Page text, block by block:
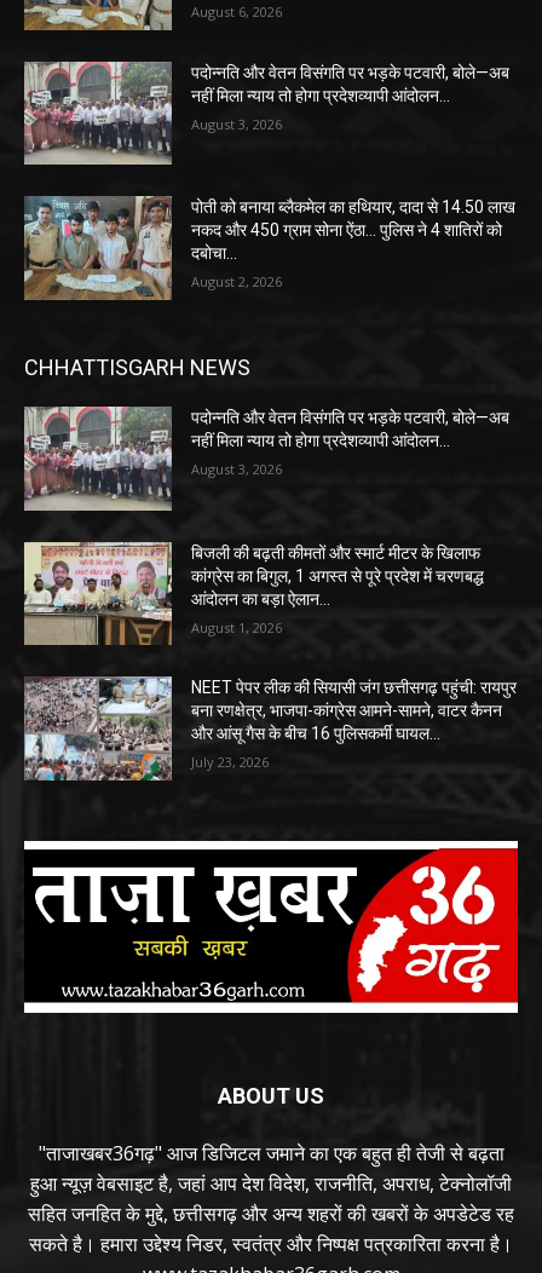
August 6, 2026
पदोन्नति और वेतन विसंगति पर भड़के पटवारी, बोले—अब
नहीं मिला न्याय तो होगा प्रदेशव्यापी आंदोलन…
August 3, 2026
पोती को बनाया ब्लैकमेल का हथियार, दादा से 14.50 लाख
नकद और 450 ग्राम सोना ऐंठा… पुलिस ने 4 शातिरों को
दबोचा…
August 2, 2026
CHHATTISGARH NEWS
पदोन्नति और वेतन विसंगति पर भड़के पटवारी, बोले—अब
नहीं मिला न्याय तो होगा प्रदेशव्यापी आंदोलन…
August 3, 2026
बिजली की बढ़ती कीमतों और स्मार्ट मीटर के खिलाफ
कांग्रेस का बिगुल, 1 अगस्त से पूरे प्रदेश में चरणबद्ध
आंदोलन का बड़ा ऐलान…
August 1, 2026
NEET पेपर लीक की सियासी जंग छत्तीसगढ़ पहुंची: रायपुर
बना रणक्षेत्र, भाजपा-कांग्रेस आमने-सामने, वाटर कैनन
और आंसू गैस के बीच 16 पुलिसकर्मी घायल…
July 23, 2026
ABOUT US
"ताजाखबर36गढ़" आज डिजिटल जमाने का एक बहुत ही तेजी से बढ़ता
हुआ न्यूज़ वेबसाइट है, जहां आप देश विदेश, राजनीति, अपराध, टेक्नोलॉजी
सहित जनहित के मुद्दे, छत्तीसगढ़ और अन्य शहरों की खबरों के अपडेटेड रह
सकते है। हमारा उद्देश्य निडर, स्वतंत्र और निष्पक्ष पत्रकारिता करना है।